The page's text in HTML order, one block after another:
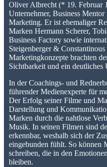
Oliver Albrecht (* 19. Februar
Unternehmer, Business
Marketing. Er ist ehemaliger
Marken Hermann Scherer,
Business Factory sowie
Steigenberger &
Marketingkonzepte brachten
Sichtbarkeit und ein deutliches
In der Coachings- und
führender Medienexperte für
Der Erfolg seiner Filme und
Darstellung und
Marken durch die nahtlose
Musik. In seinen Filmen sind
erkennbar, weshalb sich der
eingebunden fühlt. So können
schreiben, die in den
bleiben.